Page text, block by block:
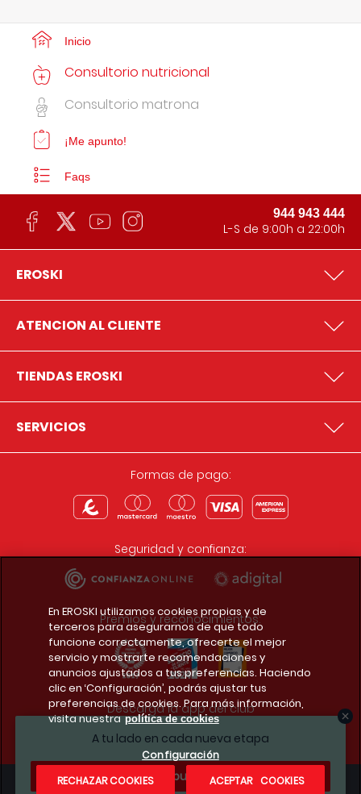
A tu lado en cada nueva etapa
¿Te apuntas?
Inicio
Consultorio nutricional
Consultorio matrona
¡Me apunto!
Faqs
944 943 444
L-S de 9:00h a 22:00h
EROSKI
ATENCION AL CLIENTE
TIENDAS EROSKI
SERVICIOS
Formas de pago:
Seguridad y confianza:
Premios y reconocimientos:
Descarga la app del club
En EROSKI utilizamos cookies propias y de
terceros para asegurarnos de que todo
funcione correctamente, ofrecerte el mejor
servicio y mostrarte recomendaciones y
anuncios ajustados a tus preferencias. Haciendo
clic en ‘Configuración’, podrás ajustar tus
preferencias de cookies. Para más información,
visita nuestra política de cookies
Configuración
RECHAZAR COOKIES
ACEPTAR COOKIES